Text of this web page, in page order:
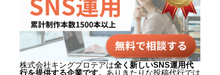
る動画の型と、フォロワーを「指
名・来店・売上」へ変える設計に
定評がある。 キャリアの原点は、
札幌でも有数のAI先進企業・株式
会社エグゼクティブマーケティン
グジャパン。執行役員を2年間務
株式会社キングプロテアは全く新しいSNS運用代
行を提供する企業です。 ありきたりな投稿代行では